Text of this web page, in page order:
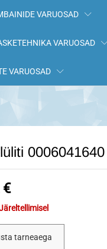
VARUOSAD
VARUOSAD
VARUOSAD
€
tarneaega